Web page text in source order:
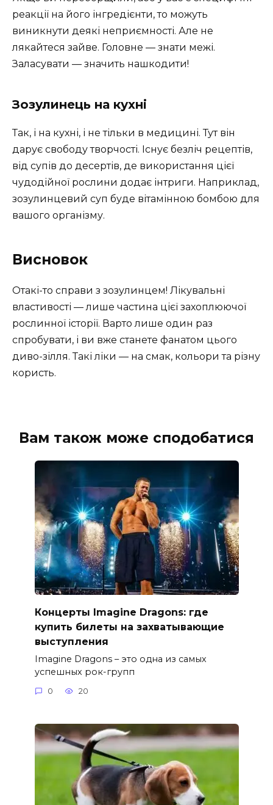
реакції на його інгредієнти, то можуть
виникнути деякі неприємності. Але не
лякайтеся зайве. Головне — знати межі.
Заласувати — значить нашкодити!
Зозулинець на кухні
Так, і на кухні, і не тільки в медицині. Тут він
дарує свободу творчості. Існує безліч рецептів,
від супів до десертів, де використання цієї
чудодійної рослини додає інтриги. Наприклад,
зозулинцевий суп буде вітамінною бомбою для
вашого організму.
Висновок
Отакі-то справи з зозулинцем! Лікувальні
властивості — лише частина цієї захоплюючої
рослинної історії. Варто лише один раз
спробувати, і ви вже станете фанатом цього
диво-зілля. Такі ліки — на смак, кольори та різну
користь.
Вам також може сподобатися
Концерты Imagine Dragons: где
купить билеты на захватывающие
выступления
Imagine Dragons – это одна из самых
успешных рок-групп
0 20